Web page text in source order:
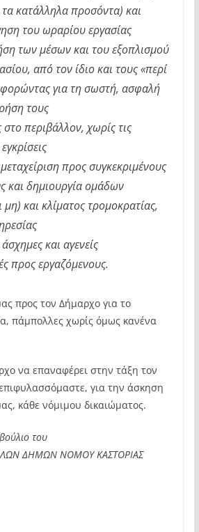
τα κατάλληλα προσόντα) και
του ωραρίου εργασίας
των μέσων και του εξοπλισμού
από τον ίδιο και τους «περί
για τη σωστή, ασφαλή
τους
περιβάλλον, χωρίς τις
προς συγκεκριμένους
και δημιουργία ομάδων
και κλίματος τρομοκρατίας,
και αγενείς
προς εργαζόμενους.
προς τον Δήμαρχο για το
πάμπολλες χωρίς όμως κανένα
να επαναφέρει στην τάξη τον
για την άσκηση
κάθε νόμιμου δικαιώματος.
του
ΔΗΜΩΝ ΝΟΜΟΥ ΚΑΣΤΟΡΙΑΣ